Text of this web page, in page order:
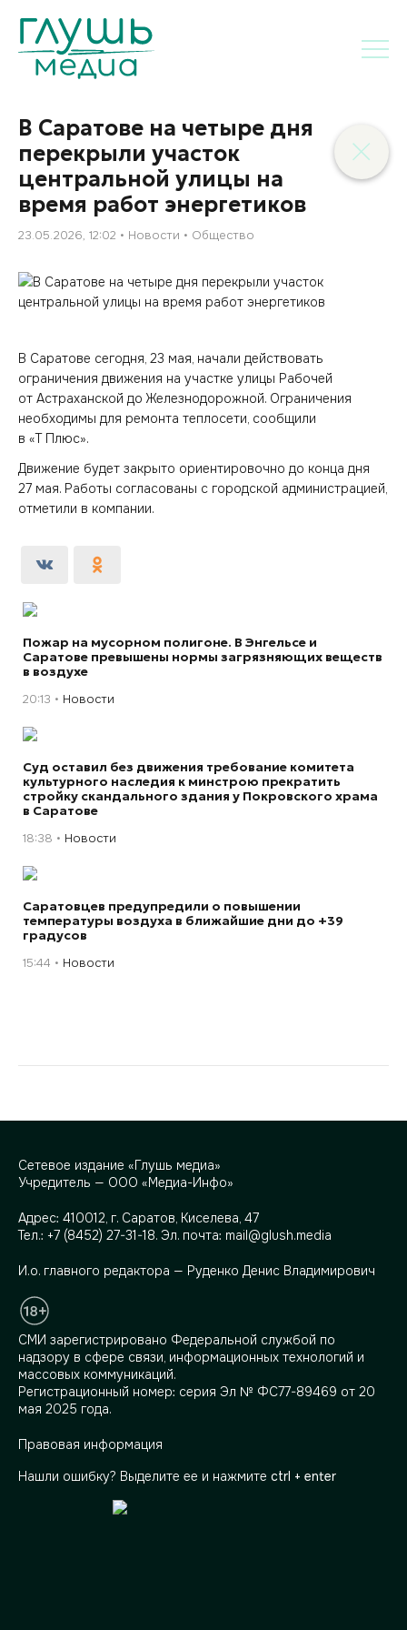
В Саратове на четыре дня
перекрыли участок
центральной улицы на
время работ энергетиков
23.05.2026, 12:02 Новости Общество
В Саратове сегодня, 23 мая, начали действовать
ограничения движения на участке улицы Рабочей
от Астраханской до Железнодорожной. Ограничения
необходимы для ремонта теплосети, сообщили
в «Т Плюс».
Движение будет закрыто ориентировочно до конца дня
27 мая. Работы согласованы с городской администрацией,
отметили в компании.
Пожар на мусорном полигоне. В Энгельсе и
Саратове превышены нормы загрязняющих веществ
в воздухе
20:13 Новости
Суд оставил без движения требование комитета
культурного наследия к минстрою прекратить
стройку скандального здания у Покровского храма
в Саратове
18:38 Новости
Саратовцев предупредили о повышении
температуры воздуха в ближайшие дни до +39
градусов
15:44 Новости
Сетевое издание «Глушь медиа»
Учредитель — ООО «Медиа-Инфо»
Адрес: 410012, г. Саратов, Киселева, 47
Тел.: +7 (8452) 27-31-18. Эл. почта: mail@glush.media
И.о. главного редактора — Руденко Денис Владимирович
СМИ зарегистрировано Федеральной службой по
надзору в сфере связи, информационных технологий и
массовых коммуникаций.
Регистрационный номер: серия Эл № ФС77-89469 от 20
мая 2025 года.
Правовая информация
Нашли ошибку? Выделите ее и нажмите ctrl + enter